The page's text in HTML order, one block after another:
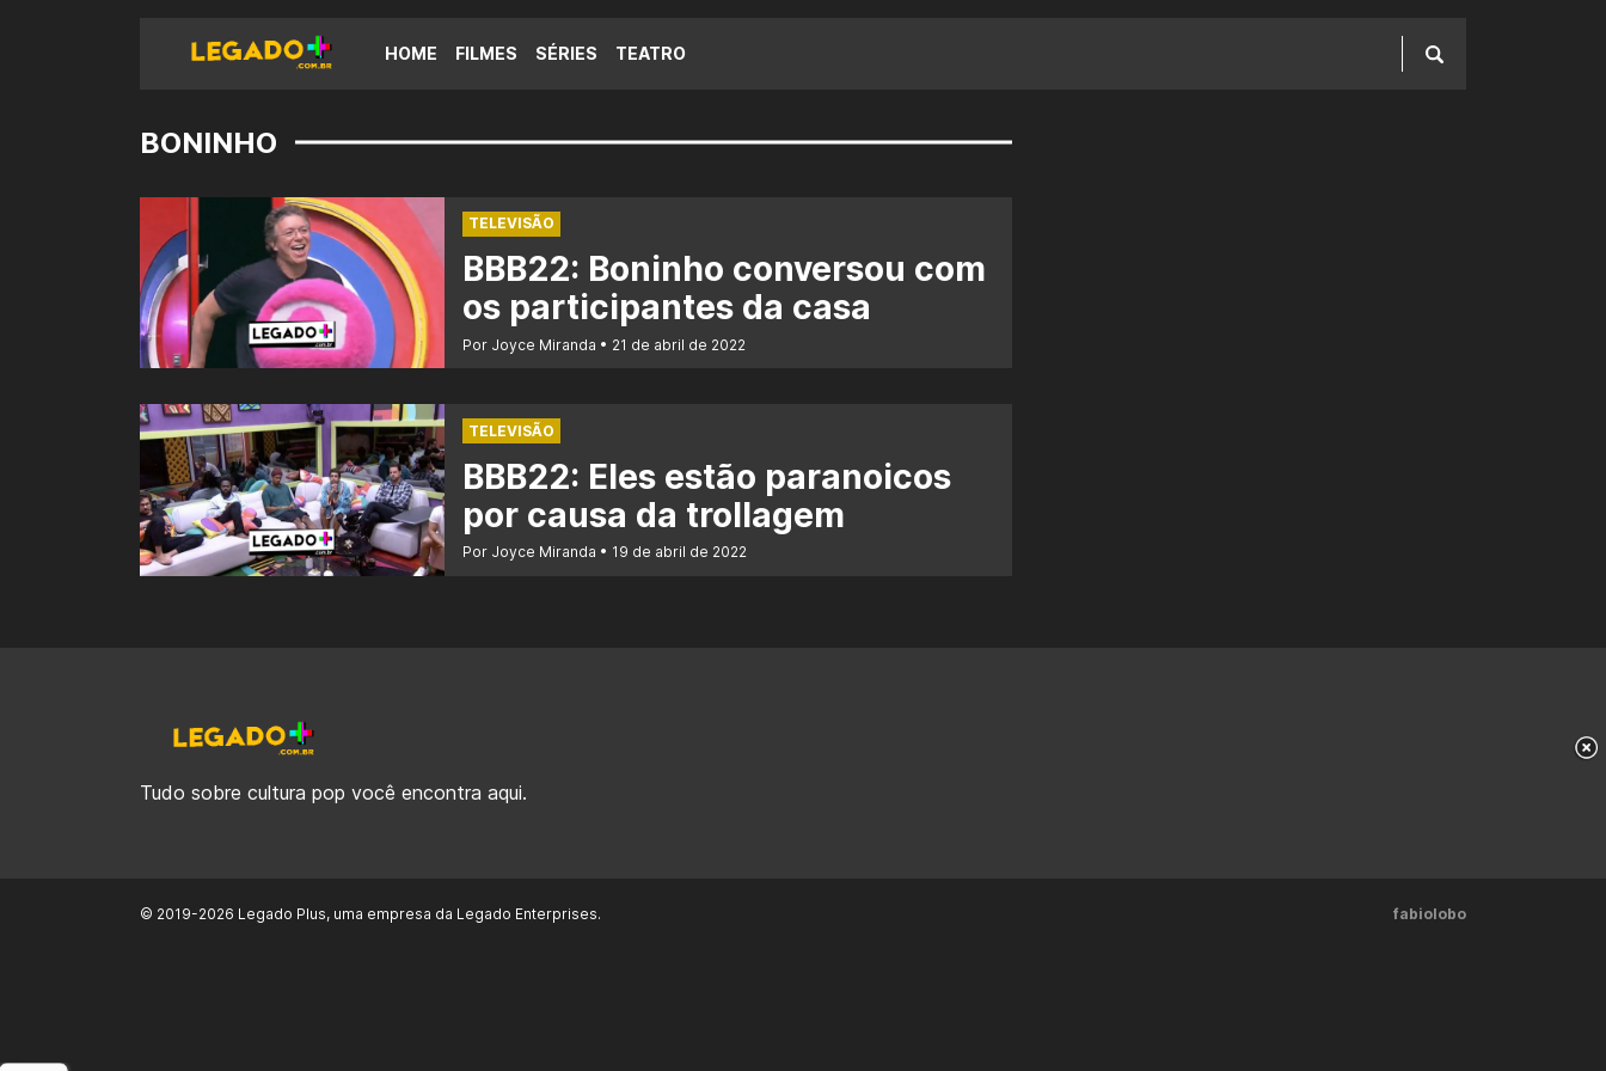
HOME FILMES SÉRIES TEATRO
BONINHO
TELEVISÃO
BBB22: Boninho conversou com
os participantes da casa
Por Joyce Miranda 21 de abril de 2022
TELEVISÃO
BBB22: Eles estão paranoicos
por causa da trollagem
Por Joyce Miranda 19 de abril de 2022
Tudo sobre cultura pop você encontra aqui.
© 2019-2026 Legado Plus, uma empresa da Legado Enterprises. fabiolobo